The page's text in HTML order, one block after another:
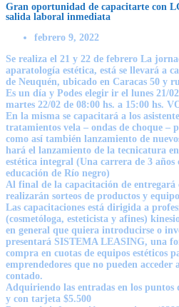
Gran oportunidad de capacitarte con
salida laboral inmediata
febrero 9, 2022
Se realiza el 21 y 22 de febrero La
aparatología estética, está se llevará a
de Neuquén, ubicado en Caracas 50 y
Es un día y Podes elegir ir el lunes 21/
martes 22/02 de 08:00 hs. a 15:00 hs.
En la misma se capacitará a los
tratamientos vela – ondas de choque –
como así también lanzamiento de
hará el lanzamiento de la tecnicatura
estética integral (Una carrera de 3
educación de Río negro)
Al final de la capacitación de entregará
realizarán sorteos de productos y
Las capacitaciones está dirigida a
(cosmetóloga, esteticista y afines)
en general que quiera introducirse o
presentará SISTEMA LEASING, una
compra en cuotas de equipos estéticos
emprendedores que no pueden acceder
contado.
Adquiriendo las entradas en los puntos
y con tarjeta $5.500